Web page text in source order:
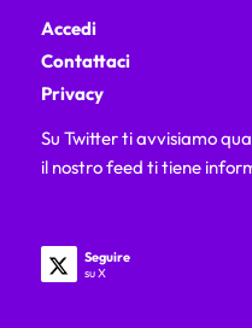
Accedi
Contattaci
Privacy
Su Twitter ti avvisiamo
il nostro feed ti tiene
Seguire
su X